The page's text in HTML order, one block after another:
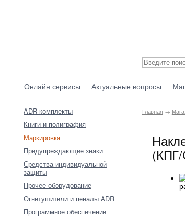
Онлайн сервисы
Актуальные вопросы
ADR-комплекты
Книги и полиграфия
Маркировка
Предупреждающие знаки
Средства индивидуальной
защиты
Прочее оборудование
Огнетушители и пеналы ADR
Программное обеспечение
Главная→
(КПГ/